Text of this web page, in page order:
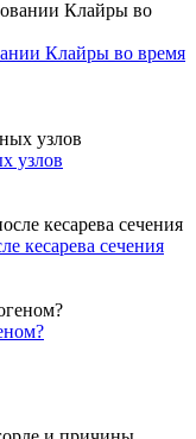
Клайры во время
узлов
кесарева сечения